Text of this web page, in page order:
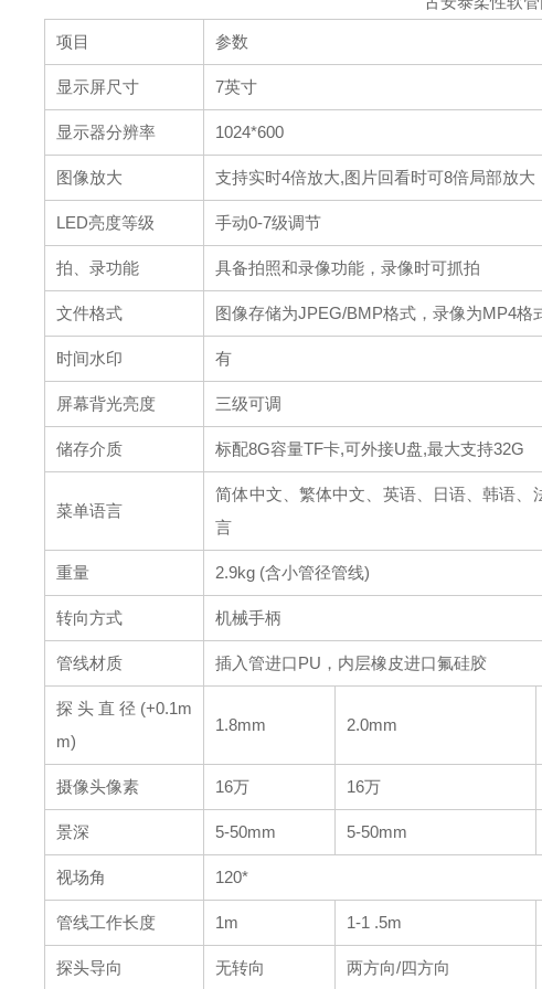
项目 参数
显示屏尺寸 7英寸
显示器分辨率 1024*600
图像放大 支持实时4倍放大,图片回看时可8倍局部放大
LED亮度等级 手动0-7级调节
拍、录功能 具备拍照和录像功能，录像时可抓拍
文件格式 图像存储为JPEG/BMP格式，录像为MP4格
时间水印 有
屏幕背光亮度 三级可调
储存介质 标配8G容量TF卡,可外接U盘,最大支持32G
菜单语言
简体中文、繁体中文、英语、日语、韩语
言
重量 2.9kg (含小管径管线)
转向方式 机械手柄
管线材质 插入管进口PU，内层橡皮进口氟硅胶
探头直径(+0.1m
m)
1.8mm 2.0mm
摄像头像素 16万 16万
景深 5-50mm 5-50mm
视场角 120*
管线工作长度 1m 1-1 .5m
探头导向 无转向 两方向/四方向